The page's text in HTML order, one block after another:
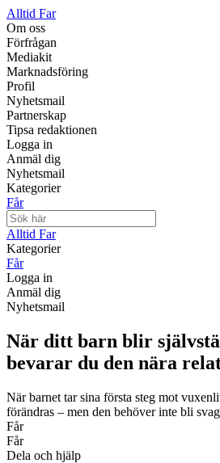
Alltid Far
Om oss
Förfrågan
Mediakit
Marknadsföring
Profil
Nyhetsmail
Partnerskap
Tipsa redaktionen
Logga in
Anmäl dig
Nyhetsmail
Kategorier
Får
Alltid Far
Kategorier
Får
Logga in
Anmäl dig
Nyhetsmail
När ditt barn blir
bevarar du den nära
När barnet tar sina första steg mot
förändras – men den behöver inte bli
Får
Får
Dela och hjälp